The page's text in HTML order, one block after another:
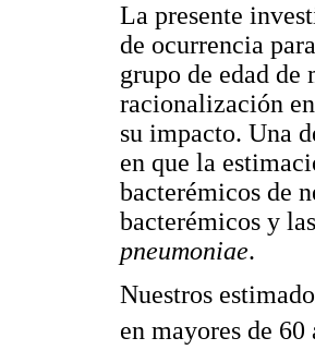
La presente
de ocurrencia
grupo de edad de
racionalización
su impacto. Una
en que la
bacterémicos de
bacterémicos y
pneumoniae.
Nuestros
en mayores de